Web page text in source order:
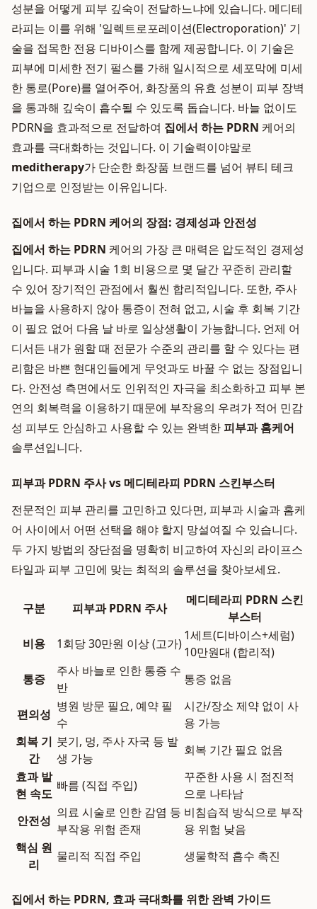
성분을 어떻게 피부 깊숙이 전달하느냐에 있습니다. 메디테
라피는 이를 위해 '일렉트로포레이션(Electroporation)' 기
술을 접목한 전용 디바이스를 함께 제공합니다. 이 기술은
피부에 미세한 전기 펄스를 가해 일시적으로 세포막에 미세
한 통로(Pore)를 열어주어, 화장품의 유효 성분이 피부 장벽
을 통과해 깊숙이 흡수될 수 있도록 돕습니다. 바늘 없이도
PDRN을 효과적으로 전달하여 집에서 하는 PDRN 케어의
효과를 극대화하는 것입니다. 이 기술력이야말로
meditherapy가 단순한 화장품 브랜드를 넘어 뷰티 테크
기업으로 인정받는 이유입니다.
집에서 하는 PDRN 케어의 장점: 경제성과 안전성
집에서 하는 PDRN 케어의 가장 큰 매력은 압도적인 경제성
입니다. 피부과 시술 1회 비용으로 몇 달간 꾸준히 관리할
수 있어 장기적인 관점에서 훨씬 합리적입니다. 또한, 주사
바늘을 사용하지 않아 통증이 전혀 없고, 시술 후 회복 기간
이 필요 없어 다음 날 바로 일상생활이 가능합니다. 언제 어
디서든 내가 원할 때 전문가 수준의 관리를 할 수 있다는 편
리함은 바쁜 현대인들에게 무엇과도 바꿀 수 없는 장점입니
다. 안전성 측면에서도 인위적인 자극을 최소화하고 피부 본
연의 회복력을 이용하기 때문에 부작용의 우려가 적어 민감
성 피부도 안심하고 사용할 수 있는 완벽한피부과 홈케어
솔루션입니다.
피부과 PDRN 주사 vs 메디테라피 PDRN 스킨부스터
전문적인 피부 관리를 고민하고 있다면, 피부과 시술과 홈케
어 사이에서 어떤 선택을 해야 할지 망설여질 수 있습니다.
두 가지 방법의 장단점을 명확히 비교하여 자신의 라이프스
타일과 피부 고민에 맞는 최적의 솔루션을 찾아보세요.
구분 피부과 PDRN 주사
메디테라피 PDRN 스킨
부스터
비용
1회당 30만원 이상 (고가)
1세트(디바이스+세럼)
10만원대 (합리적)
통증
주사 바늘로 인한 통증 수
반
통증 없음
편의성
병원 방문 필요, 예약 필
수
시간/장소 제약 없이 사
용 가능
회복 기
간
붓기, 멍, 주사 자국 등 발
생 가능
회복 기간 필요 없음
효과 발
현 속도
빠름 (직접 주입)
꾸준한 사용 시 점진적
으로 나타남
안전성
의료 시술로 인한 감염 등
부작용 위험 존재
비침습적 방식으로 부작
용 위험 낮음
핵심 원
리
물리적 직접 주입 생물학적 흡수 촉진
집에서 하는 PDRN, 효과 극대화를 위한 완벽 가이드